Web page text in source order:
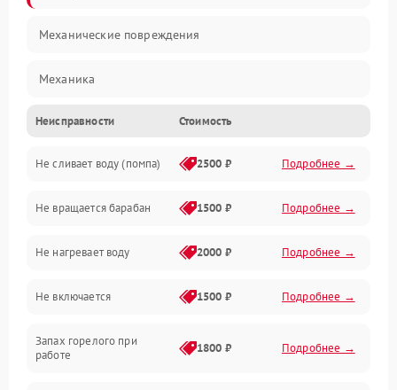
Механические повреждения
Механика
Электропитание
Водоснабжение
Слив
Программное обеспечение
Неисправности Стоимость
Не сливает воду (помпа) 2500 ₽ Подробнее →
Не вращается барабан 1500 ₽ Подробнее →
Не нагревает воду 2000 ₽ Подробнее →
Не включается 1500 ₽ Подробнее →
Запах горелого при
работе
1800 ₽ Подробнее →